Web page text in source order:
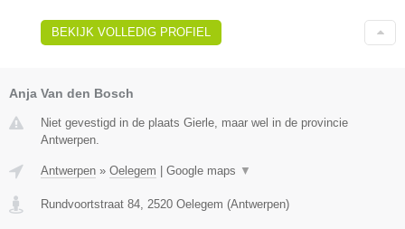
BEKIJK VOLLEDIG PROFIEL
Anja Van den Bosch
Niet gevestigd in de plaats Gierle, maar wel in de provincie
Antwerpen.
Antwerpen » Oelegem Google maps ▼
Rundvoortstraat 84 2520 Oelegem (Antwerpen)